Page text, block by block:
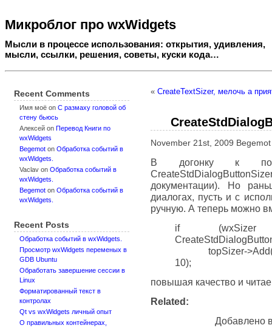
Микроблог про wxWidgets
Мысли в процессе использования: открытия, удивления,
мысли, ссылки, решения, советы, куски кода…
Recent Comments
Имя моё on C размаху головой об
стену бьюсь
Алексей on Перевод Книги по
wxWidgets
Begemot on Обработка событий в
wxWidgets.
Vaclav on Обработка событий в
wxWidgets.
Begemot on Обработка событий в
wxWidgets.
Recent Posts
Обработка событий в wxWidgets.
Просмотр wxWidgets переменых в
GDB Ubuntu
Обработать завершение сессии в
Linux
Форматированный текст в
контролах
Qt vs wxWidgets личный опыт
О правильных контейнерах,
« CreateTextSizer, мелочь а
November 21st, 2009
В догонку к
документации). Но
диалогах, пусть и с
ручную. А теперь можно
if
topSizer-
10);
повышая качество и
Related:
Добавлено